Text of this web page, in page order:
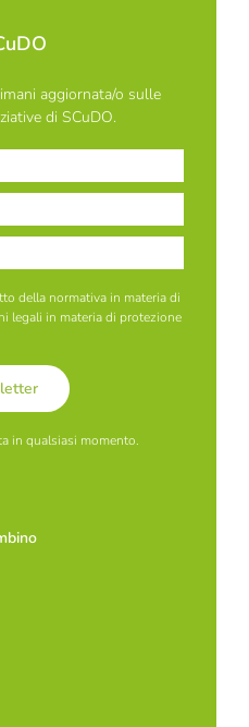
aggiornata/o sulle
di SCuDO.
della normativa in materia di
legali in materia di protezione
in qualsiasi momento.